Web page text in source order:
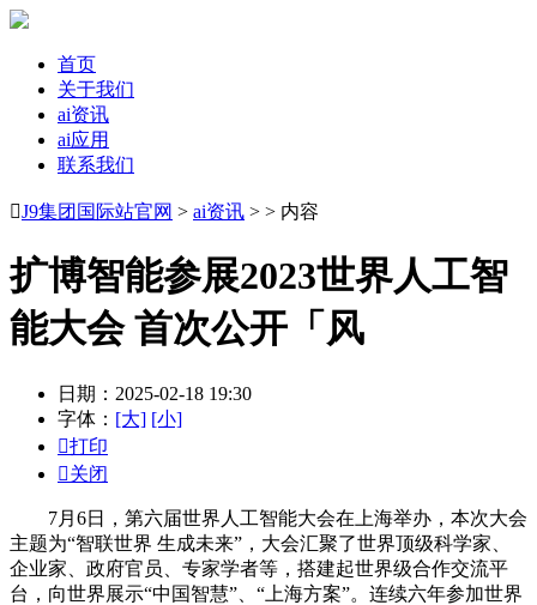
首页
关于我们
ai资讯
ai应用
联系我们
J9集团国际站官网 > ai资讯 > > 内容
扩博智能参展2023世界人工智
能大会 首次公开「风
日期：2025-02-18 19:30
字体： [大] [小]
打印
关闭
7月6日，第六届世界人工智能大会在上海举办，本次大会
主题为“智联世界 生成未来”，大会汇聚了世界顶级科学家、
企业家、政府官员、专家学者等，搭建起世界级合作交流平
台，向世界展示“中国智慧”、“上海方案”。连续六年参加世界